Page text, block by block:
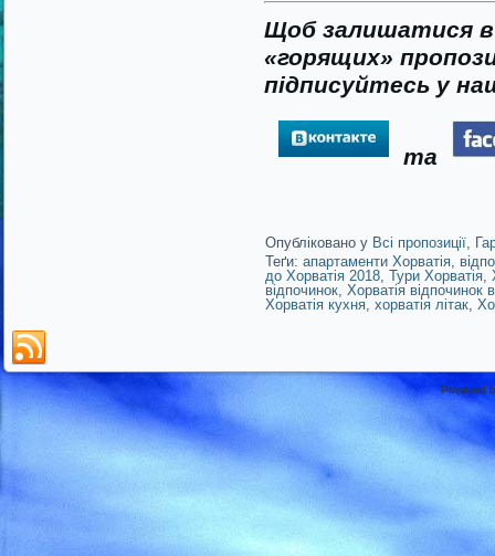
Щоб залишатися в
«горящих»
підписуйтесь у
та
Опубліковано у Всі пропозиції
Теґи: апартаменти Хорватія
до Хорватія 2018 Тури Хорватія
відпочинок Хорватія відпочинок
Хорватія кухня, хорватія літак
Powered